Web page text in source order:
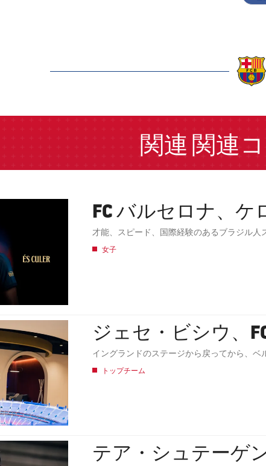
関連 関連
FC バルセロナ、
才能、スピード、国際経験のあるブラジル
女子
ジェセ・ビシウ、
イングランドのステージから戻ってから、
トップチーム
テア・シュテーゲ